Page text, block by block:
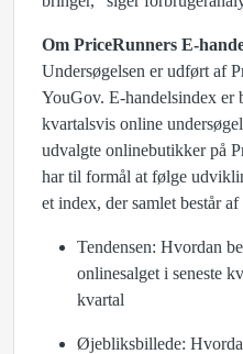
Om PriceRunners E-
Undersøgelsen er udført af
YouGov. E-handelsindex er
kvartalsvis online
udvalgte onlinebutikker på
har til formål at følge
et index, der samlet består af
Tendensen: Hvordan
onlinesalget i seneste
kvartal
Øjebliksbillede: